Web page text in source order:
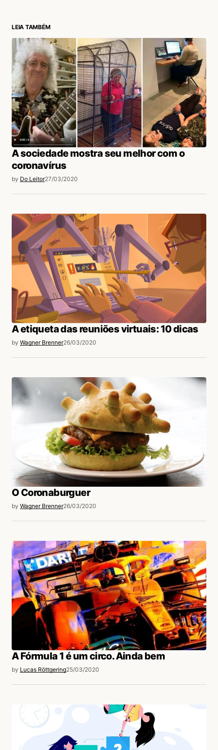
LEIA TAMBÉM
A sociedade mostra seu melhor com o
coronavírus
by Do Leitor27/03/2020
A etiqueta das reuniões virtuais: 10 dicas
by Wagner Brenner26/03/2020
O Coronaburguer
by Wagner Brenner26/03/2020
A Fórmula 1 é um circo. Ainda bem
by Lucas Röttgering25/03/2020